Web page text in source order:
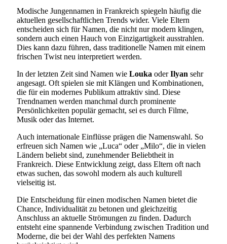
Modische Jungennamen in Frankreich spiegeln häufig die
aktuellen gesellschaftlichen Trends wider. Viele Eltern
entscheiden sich für Namen, die nicht nur modern klingen,
sondern auch einen Hauch von Einzigartigkeit ausstrahlen.
Dies kann dazu führen, dass traditionelle Namen mit einem
frischen Twist neu interpretiert werden.
In der letzten Zeit sind Namen wie Louka oderIlyan sehr
angesagt. Oft spielen sie mit Klängen und Kombinationen,
die für ein modernes Publikum attraktiv sind. Diese
Trendnamen werden manchmal durch prominente
Persönlichkeiten populär gemacht, sei es durch Filme,
Musik oder das Internet.
Auch internationale Einflüsse prägen die Namenswahl. So
erfreuen sich Namen wie „Luca“ oder „Milo“, die in vielen
Ländern beliebt sind, zunehmender Beliebtheit in
Frankreich. Diese Entwicklung zeigt, dass Eltern oft nach
etwas suchen, das sowohl modern als auch kulturell
vielseitig ist.
Die Entscheidung für einen modischen Namen bietet die
Chance, Individualität zu betonen und gleichzeitig
Anschluss an aktuelle Strömungen zu finden. Dadurch
entsteht eine spannende Verbindung zwischen Tradition und
Moderne, die bei der Wahl des perfekten Namens